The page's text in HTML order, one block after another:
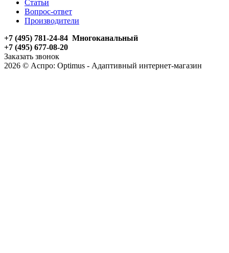
Статьи
Вопрос-ответ
Производители
+7 (495) 781-24-84 Многоканальный
+7 (495) 677-08-20
Заказать звонок
2026 © Аспро: Optimus - Адаптивный интернет-магазин